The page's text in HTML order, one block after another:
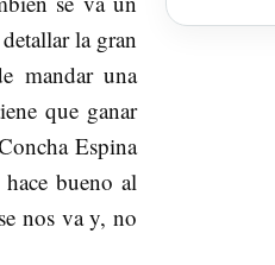
la gran
mandar una
que ganar
Espina
bueno al
nos va y, no